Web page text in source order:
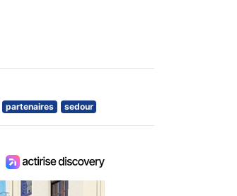
partenaires sedour